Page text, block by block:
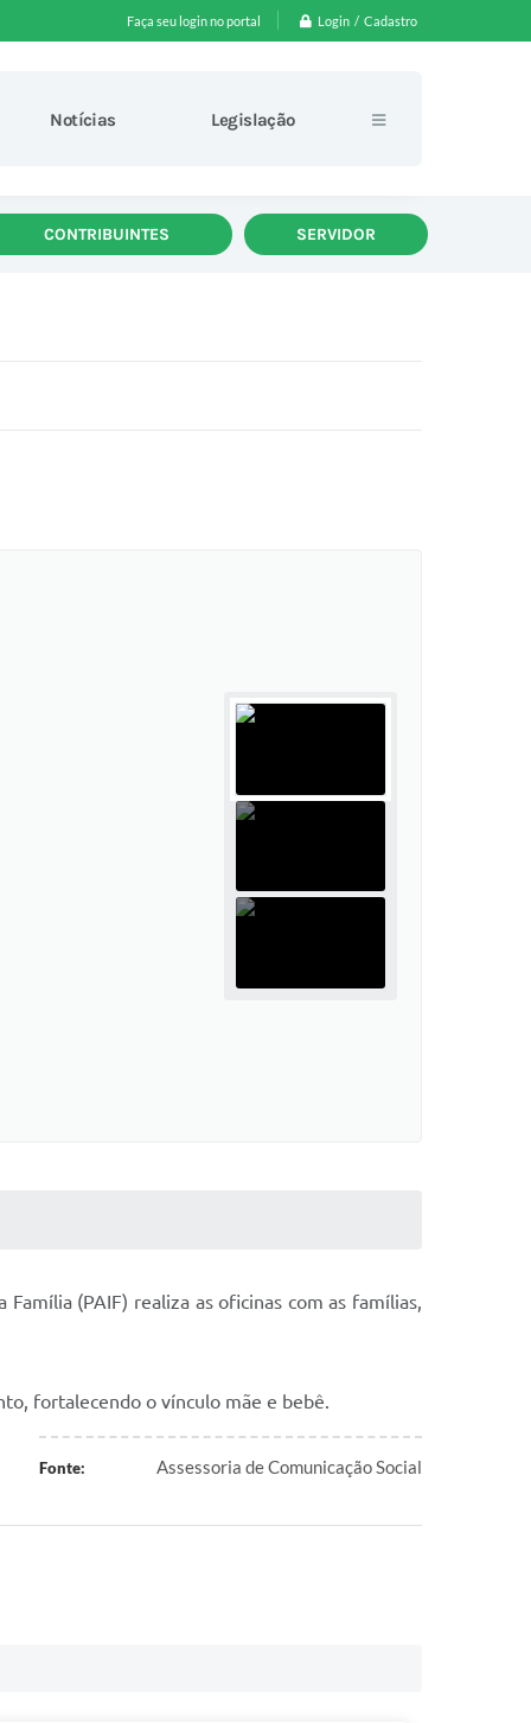
Faça seu login no portal Login / Cadastro
Notícias Legislação
CONTRIBUINTES SERVIDOR
(PAIF) realiza as oficinas com as famílias,
fortalecendo o vínculo mãe e bebê.
Fonte: Assessoria de Comunicação Social